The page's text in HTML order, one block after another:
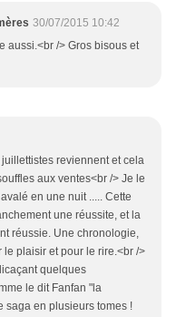
30/07/2015 10:42
aussi.<br /> Gros bisous et
reviennent et cela
aux ventes<br /> Je le
en une nuit ..... Cette
une réussite, et la
réussie. Une chronologie,
plaisir et pour le rire.<br />
quelques
le dit Fanfan "la
saga en plusieurs tomes !